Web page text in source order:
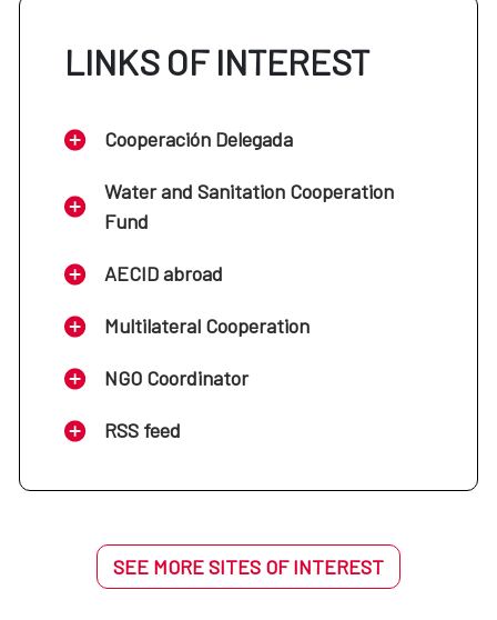
LINKS OF INTEREST
Cooperación Delegada
Water and Sanitation Cooperation
Fund
AECID abroad
Multilateral Cooperation
NGO Coordinator
RSS feed
SEE MORE SITES OF INTEREST